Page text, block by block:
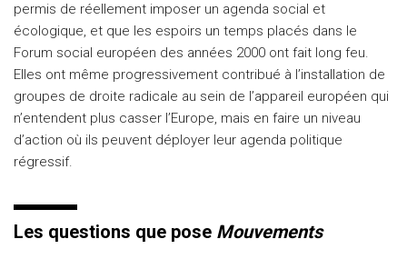
permis de réellement imposer un agenda social et
écologique, et que les espoirs un temps placés dans le
Forum social européen des années 2000 ont fait long feu.
Elles ont même progressivement contribué à l’installation de
groupes de droite radicale au sein de l’appareil européen qui
n’entendent plus casser l’Europe, mais en faire un niveau
d’action où ils peuvent déployer leur agenda politique
régressif.
Les questions que pose Mouvements